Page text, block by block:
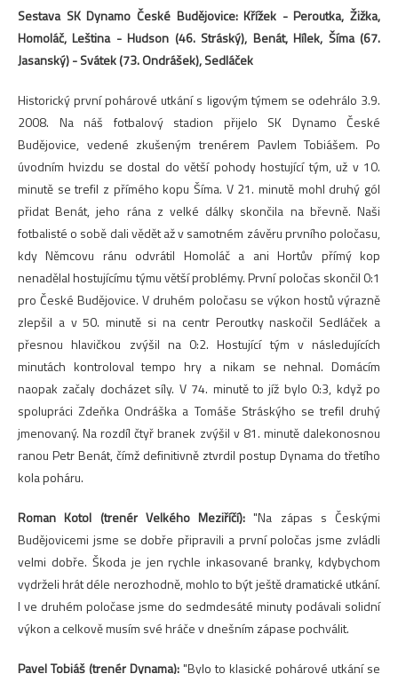
Sestava SK Dynamo České Budějovice: Křížek - Peroutka, Žižka,
Homoláč, Leština - Hudson (46. Stráský), Benát, Hílek, Šíma (67.
Jasanský) - Svátek (73. Ondrášek), Sedláček
Historický první pohárové utkání s ligovým týmem se odehrálo 3.9.
2008. Na náš fotbalový stadion přijelo SK Dynamo České
Budějovice, vedené zkušeným trenérem Pavlem Tobiášem. Po
úvodním hvizdu se dostal do větší pohody hostující tým, už v 10.
minutě se trefil z přímého kopu Šíma. V 21. minutě mohl druhý gól
přidat Benát, jeho rána z velké dálky skončila na břevně. Naši
fotbalisté o sobě dali vědět až v samotném závěru prvního poločasu,
kdy Němcovu ránu odvrátil Homoláč a ani Hortův přímý kop
nenadělal hostujícímu týmu větší problémy. První poločas skončil 0:1
pro České Budějovice. V druhém poločasu se výkon hostů výrazně
zlepšil a v 50. minutě si na centr Peroutky naskočil Sedláček a
přesnou hlavičkou zvýšil na 0:2. Hostující tým v následujících
minutách kontroloval tempo hry a nikam se nehnal. Domácím
naopak začaly docházet síly. V 74. minutě to jíž bylo 0:3, když po
spolupráci Zdeňka Ondráška a Tomáše Stráskýho se trefil druhý
jmenovaný. Na rozdíl čtyř branek zvýšil v 81. minutě dalekonosnou
ranou Petr Benát, čímž definitivně ztvrdil postup Dynama do třetího
kola poháru.
Roman Kotol (trenér Velkého Meziříčí): "Na zápas s Českými
Budějovicemi jsme se dobře připravili a první poločas jsme zvládli
velmi dobře. Škoda je jen rychle inkasované branky, kdybychom
vydrželi hrát déle nerozhodně, mohlo to být ještě dramatické utkání.
I ve druhém poločase jsme do sedmdesáté minuty podávali solidní
výkon a celkově musím své hráče v dnešním zápase pochválit.
Pavel Tobiáš (trenér Dynama):"Bylo to klasické pohárové utkání se